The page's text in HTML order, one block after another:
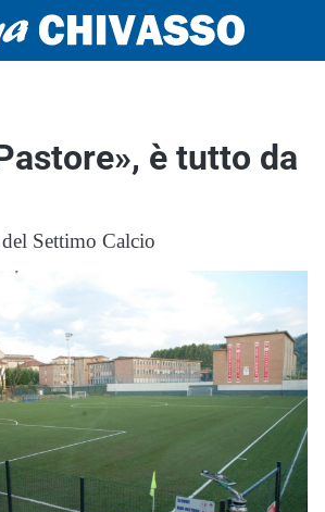
è tutto da
Settimo Calcio